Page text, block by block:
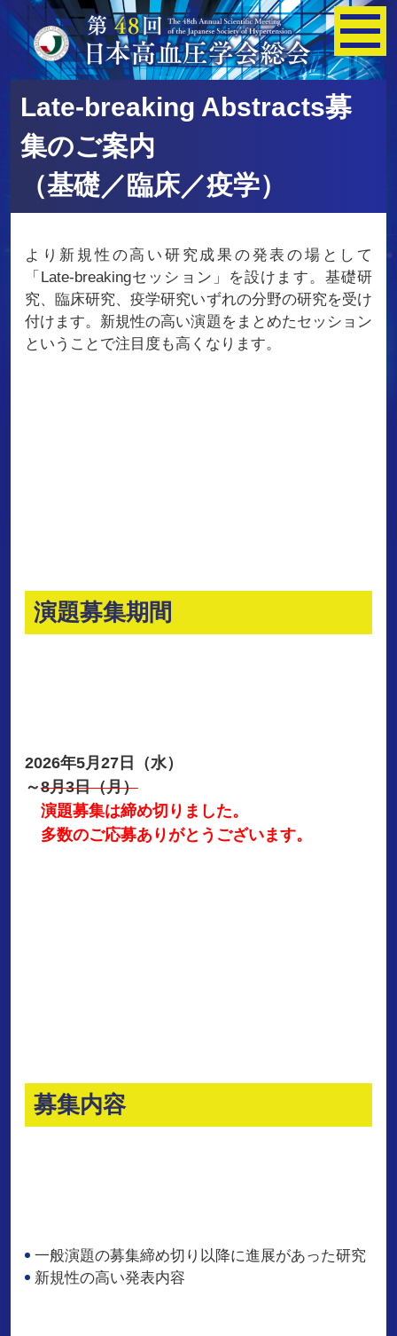
Late-breaking Abstracts募
集のご案内
（基礎／臨床／疫学）
より新規性の高い研究成果の発表の場として
「Late-breakingセッション」を設けます。基礎研
究、臨床研究、疫学研究いずれの分野の研究を受け
付けます。新規性の高い演題をまとめたセッション
ということで注目度も高くなります。
演題募集期間
2026年5月27日（水）
～8月3日（月）
演題募集は締め切りました。
多数のご応募ありがとうございます。
募集内容
一般演題の募集締め切り以降に進展があった研究
新規性の高い発表内容